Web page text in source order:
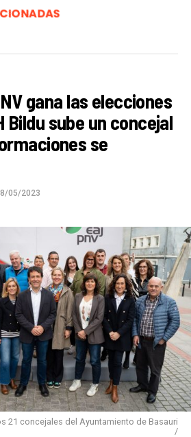
gana las elecciones
Bildu sube un concejal
se
05/2023
21 concejales del Ayuntamiento de Basauri
/